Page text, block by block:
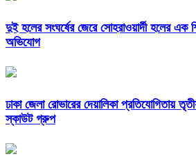
দুই হলের সংঘর্ষের জেরে সোহরাওয়ার্দী হলের এক
অভিযোগ
ঢাকা জেলা রোভারের দেয়ালিকা প্রতিযোগিতায়
স্কাউট গ্রুপ